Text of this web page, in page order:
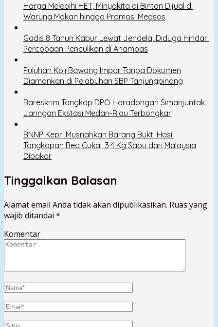
Harga Melebihi HET, Minyakita di Bintan Dijual di
Warung Makan hingga Promosi Medsos
Gadis 8 Tahun Kabur Lewat Jendela, Diduga Hindari
Percobaan Penculikan di Anambas
Puluhan Koli Bawang Impor Tanpa Dokumen
Diamankan di Pelabuhan SBP Tanjungpinang
Bareskrim Tangkap DPO Haradongan Simanjuntak,
Jaringan Ekstasi Medan-Riau Terbongkar
BNNP Kepri Musnahkan Barang Bukti Hasil
Tangkapan Bea Cukai, 3,4 Kg Sabu dari Malaysia
Dibakar
Tinggalkan Balasan
Alamat email Anda tidak akan dipublikasikan. Ruas yang
wajib ditandai *
Komentar